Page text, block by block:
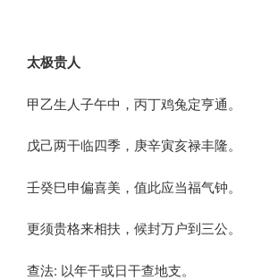
太极贵人
甲乙生人子午中，丙丁鸡兔定亨通。
戊己两干临四季，庚辛寅亥禄丰隆。
壬癸巳申偏喜美，值此应当福气钟。
更须贵格来相扶，候封万户到三公。
查法: 以年干或日干查地支。